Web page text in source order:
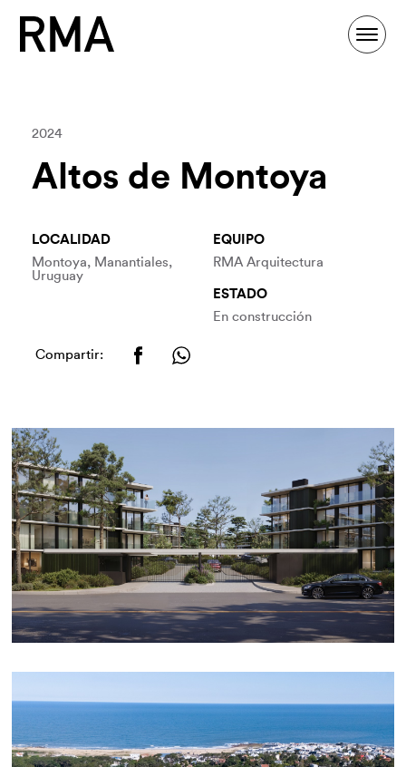
2024
Altos de Montoya
LOCALIDAD
Montoya, Manantiales,
Uruguay
EQUIPO
RMA Arquitectura
ESTADO
En construcción
Compartir: